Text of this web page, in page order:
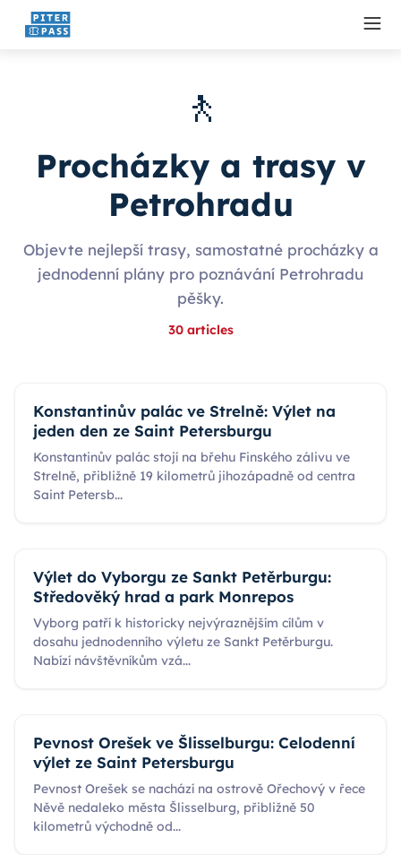
🚶
Procházky a trasy v
Petrohradu
Objevte nejlepší trasy, samostatné procházky a
jednodenní plány pro poznávání Petrohradu
pěšky.
30 articles
Konstantinův palác ve Strelně: Výlet na
jeden den ze Saint Petersburgu
Konstantinův palác stojí na břehu Finského zálivu ve
Strelně, přibližně 19 kilometrů jihozápadně od centra
Saint Petersb...
Výlet do Vyborgu ze Sankt Petěrburgu:
Středověký hrad a park Monrepos
Vyborg patří k historicky nejvýraznějším cílům v
dosahu jednodenního výletu ze Sankt Petěrburgu.
Nabízí návštěvníkům vzá...
Pevnost Orešek ve Šlisselburgu: Celodenní
výlet ze Saint Petersburgu
Pevnost Orešek se nachází na ostrově Ořechový v řece
Něvě nedaleko města Šlisselburg, přibližně 50
kilometrů východně od...